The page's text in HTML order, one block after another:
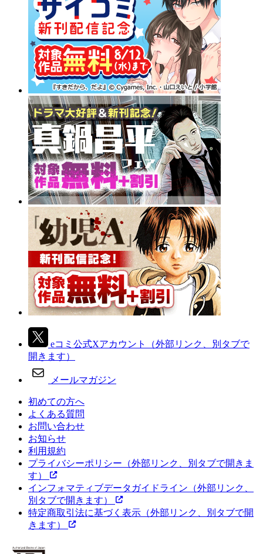
eコミ公式Xアカウント
（外部リンク、別タブで
開きます）
メールマガジン
初めての方へ
よくある質問
お問い合わせ
お知らせ
利用規約
プライバシーポリシー （外部リンク、別タブで開きま
す）
インフォマティブデータガイドライン （外部リンク、
別タブで開きます）
特定商取引法に基づく表示 （外部リンク、別タブで開
きます）